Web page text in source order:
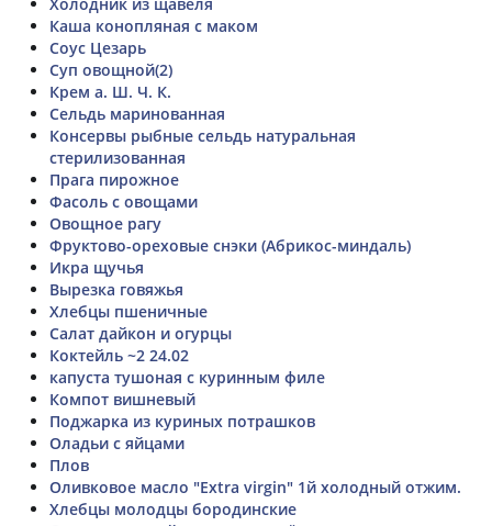
Каша конопляная с маком
Соус Цезарь
Суп овощной(2)
Крем а. Ш. Ч. К.
Сельдь маринованная
Консервы рыбные сельдь натуральная
стерилизованная
Прага пирожное
Фасоль с овощами
Овощное рагу
Фруктово-ореховые снэки (Абрикос-миндаль)
Икра щучья
Вырезка говяжья
Хлебцы пшеничные
Салат дайкон и огурцы
Коктейль ~2 24.02
капуста тушоная с куринным филе
Компот вишневый
Поджарка из куриных потрашков
Оладьи с яйцами
Плов
Оливковое масло "Extra virgin" 1й холодный отжим.
Хлебцы молодцы бородинские